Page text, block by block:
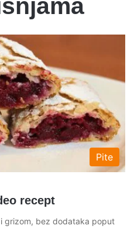
Pite
recept
grizom, bez dodataka poput